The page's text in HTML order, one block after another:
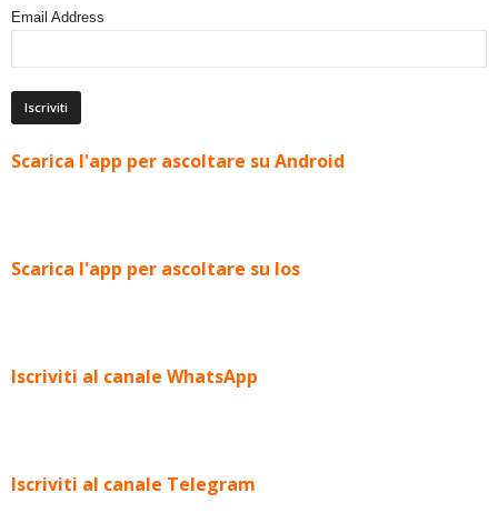
Email Address
Scarica l'app per ascoltare su Android
Scarica l'app per ascoltare su Ios
Iscriviti al canale WhatsApp
Iscriviti al canale Telegram